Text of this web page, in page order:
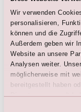
Wir verwenden
personalisieren,
können und die
Außerdem geben wir
Website an unsere
Analysen weiter.
möglicherweise mit
bereitgestellt haben
Dienste gesammelt